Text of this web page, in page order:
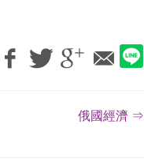
俄國經濟 ⇒